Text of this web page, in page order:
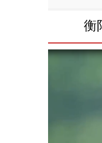
怀｜“扎扎实实建设现代化
衡